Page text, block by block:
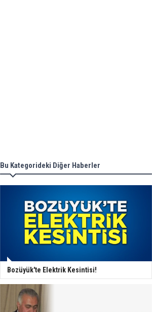
Bu Kategorideki Diğer Haberler
Bozüyük'te Elektrik Kesintisi!